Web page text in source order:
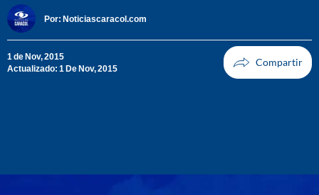
Por: Noticiascaracol.com
1 de Nov, 2015
Actualizado: 1 De Nov, 2015